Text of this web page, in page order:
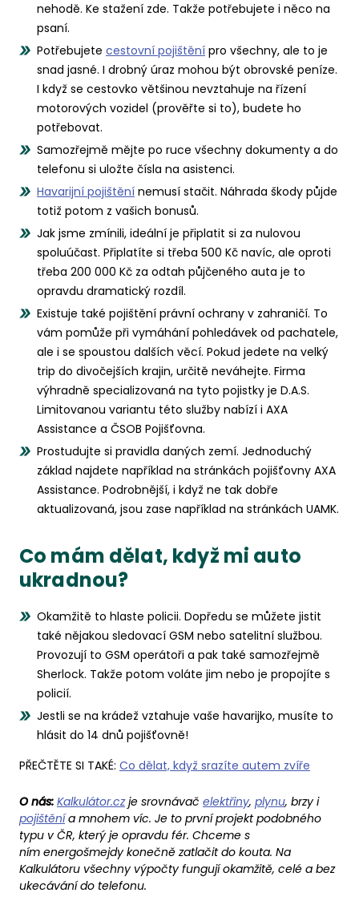
nehodě. Ke stažení zde. Takže potřebujete i něco na
psaní.
Potřebujete cestovní pojištění pro všechny, ale to je
snad jasné. I drobný úraz mohou být obrovské peníze.
I když se cestovko většinou nevztahuje na řízení
motorových vozidel (prověřte si to), budete ho
potřebovat.
Samozřejmě mějte po ruce všechny dokumenty a do
telefonu si uložte čísla na asistenci.
Havarijní pojištění nemusí stačit. Náhrada škody půjde
totiž potom z vašich bonusů.
Jak jsme zmínili, ideální je připlatit si za nulovou
spoluúčast. Připlatíte si třeba 500 Kč navíc, ale oproti
třeba 200 000 Kč za odtah půjčeného auta je to
opravdu dramatický rozdíl.
Existuje také pojištění právní ochrany v zahraničí. To
vám pomůže při vymáhání pohledávek od pachatele,
ale i se spoustou dalších věcí. Pokud jedete na velký
trip do divočejších krajin, určitě neváhejte. Firma
výhradně specializovaná na tyto pojistky je D.A.S.
Limitovanou variantu této služby nabízí i AXA
Assistance a ČSOB Pojišťovna.
Prostudujte si pravidla daných zemí. Jednoduchý
základ najdete například na stránkách pojišťovny AXA
Assistance. Podrobnější, i když ne tak dobře
aktualizovaná, jsou zase například na stránkách UAMK.
Co mám dělat, když mi auto
ukradnou?
Okamžitě to hlaste policii. Dopředu se můžete jistit
také nějakou sledovací GSM nebo satelitní službou.
Provozují to GSM operátoři a pak také samozřejmě
Sherlock. Takže potom voláte jim nebo je propojíte s
policií.
Jestli se na krádež vztahuje vaše havarijko, musíte to
hlásit do 14 dnů pojišťovně!
PŘEČTĚTE SI TAKÉ: Co dělat, když srazíte autem zvíře
O nás: Kalkulátor.czje srovnávač elektřiny, plynu, brzy i
pojištěnía mnohem víc. Je to první projekt podobného
typu v ČR, který je opravdu fér. Chceme s
ním energošmejdy konečně zatlačit do kouta. Na
Kalkulátoru všechny výpočty fungují okamžitě, celé a bez
ukecávání do telefonu.